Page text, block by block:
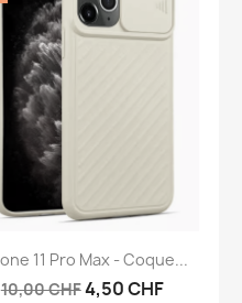
 Aperçu rapide
11 Pro Max - Coque...
10,00 CHF4,50 CHF